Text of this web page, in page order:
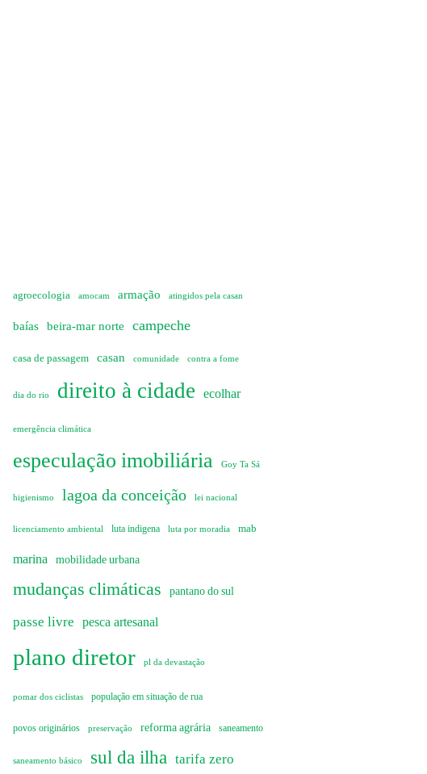
agroecologia amocam armação atingidos pela casan
baías beira-mar norte campeche
casa de passagem casan comunidade contra a fome
dia do rio direito à cidade ecolhar
emergência climática
especulação imobiliária Goy Ta Sá
higienismo lagoa da conceição lei nacional
licenciamento ambiental luta indigena luta por moradia mab
marina mobilidade urbana
mudanças climáticas pantano do sul
passe livre pesca artesanal
plano diretor pl da devastação
pomar dos ciclistas população em situação de rua
povos originários preservação reforma agrária saneamento
saneamento básico sul da ilha tarifa zero